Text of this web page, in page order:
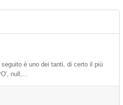
è uno dei tanti, di certo il più
null,...